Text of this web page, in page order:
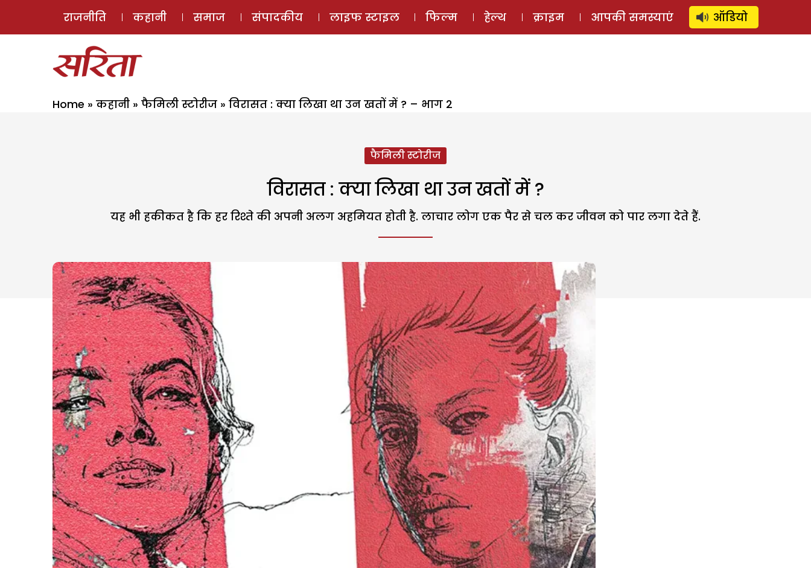
ई-मैगज़ीन ऑडियो स्टोरी लॉग इन ⚲ SUBSCRIBE
राजनीति कहानी समाज संपादकीय लाइफ स्टाइल फिल्म हेल्थ क्राइम आपकी समस्याएं ऑडियो
Home » कहानी » फैमिली स्टोरीज » विरासत : क्या लिखा था उन खतों में ? – भाग 2
फैमिली स्टोरीज
विरासत : क्या लिखा था उन खतों में ?
यह भी हकीकत है कि हर रिश्ते की अपनी अलग अहमियत होती है. लाचार लोग एक पैर से चल कर जीवन को पार लगा देते हैं.